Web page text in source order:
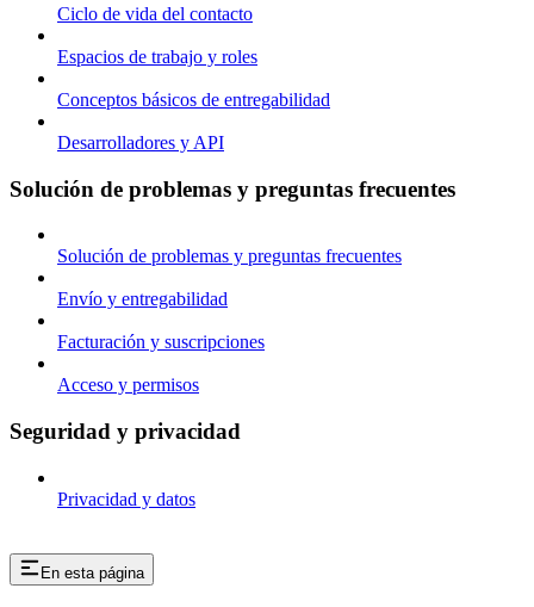
Ciclo de vida del contacto
Espacios de trabajo y roles
Conceptos básicos de entregabilidad
Desarrolladores y API
Solución de problemas y preguntas frecuentes
Solución de problemas y preguntas frecuentes
Envío y entregabilidad
Facturación y suscripciones
Acceso y permisos
Seguridad y privacidad
Privacidad y datos
En esta página